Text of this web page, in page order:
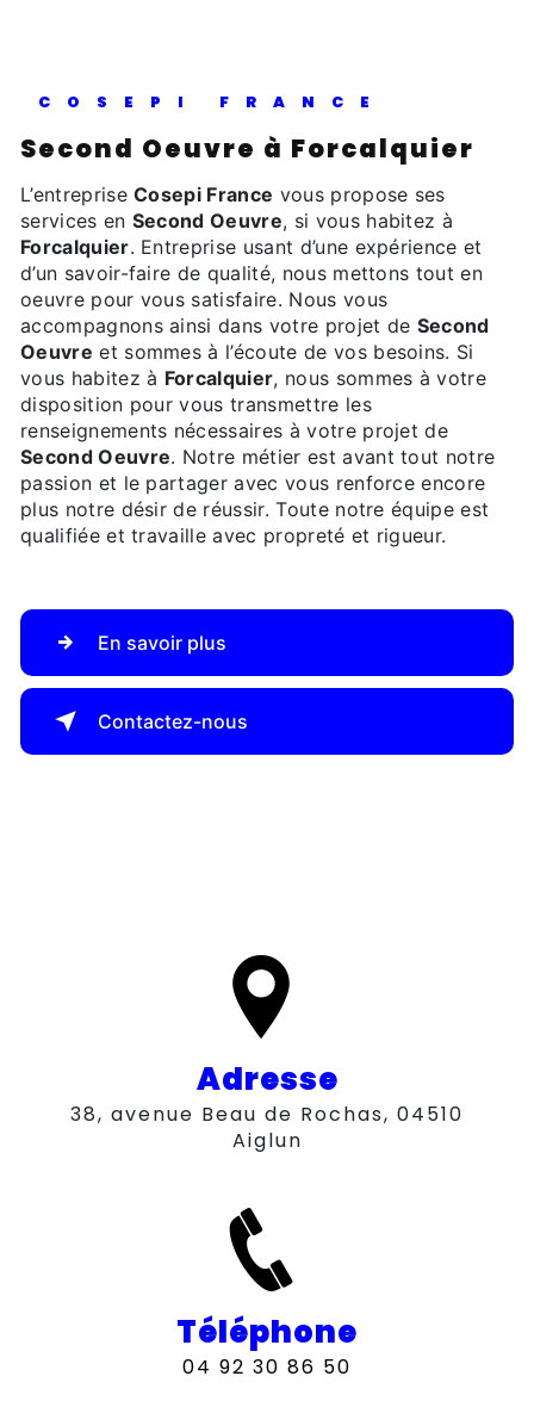
COSEPI FRANCE
Second Oeuvre à Forcalquier
L’entrepriseCosepi France vous propose ses
services en Second Oeuvre, si vous habitez à
Forcalquier. Entreprise usant d’une expérience et
d’un savoir-faire de qualité, nous mettons tout en
oeuvre pour vous satisfaire. Nous vous
accompagnons ainsi dans votre projet de Second
Oeuvre et sommes à l’écoute de vos besoins. Si
vous habitez à Forcalquier, nous sommes à votre
disposition pour vous transmettre les
renseignements nécessaires à votre projet de
Second Oeuvre. Notre métier est avant tout notre
passion et le partager avec vous renforce encore
plus notre désir de réussir. Toute notre équipe est
qualifiée et travaille avec propreté et rigueur.
En savoir plus
Contactez-nous
Adresse
38, avenue Beau de Rochas, 04510
Aiglun
Téléphone
04 92 30 86 50